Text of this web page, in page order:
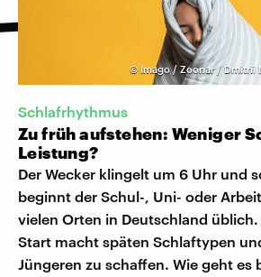
© Imago / Zoonar / Dmitrii
Schlafrhythmus
Zu früh aufstehen: Weniger
Leistung?
Der Wecker klingelt um 6 Uhr und
beginnt der Schul-, Uni- oder
vielen Orten in Deutschland
Start macht späten Schlaftypen
Jüngeren zu schaffen. Wie geht es